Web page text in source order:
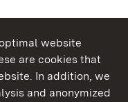
website
are cookies that
In addition, we
and anonymized
Wuerttemberg